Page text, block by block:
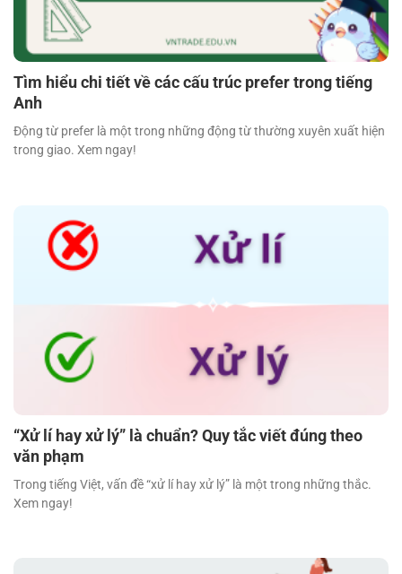
Tìm hiểu chi tiết về các cấu trúc prefer trong tiếng
Anh
Động từ prefer là một trong những động từ thường xuyên xuất hiện
trong giao. Xem ngay!
“Xử lí hay xử lý” là chuẩn? Quy tắc viết đúng theo
văn phạm
Trong tiếng Việt, vấn đề “xử lí hay xử lý” là một trong những thắc.
Xem ngay!